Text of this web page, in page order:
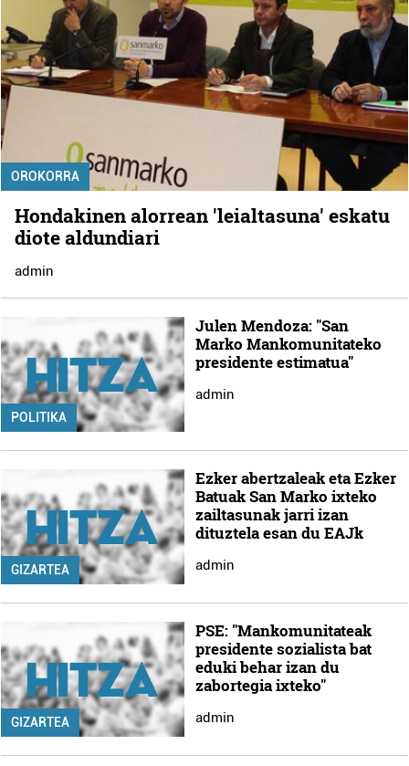
OROKORRA
Hondakinen alorrean 'leialtasuna' eskatu
diote aldundiari
admin
POLITIKA
Julen Mendoza: "San
Marko Mankomunitateko
presidente estimatua"
admin
GIZARTEA
Ezker abertzaleak eta Ezker
Batuak San Marko ixteko
zailtasunak jarri izan
dituztela esan du EAJk
admin
GIZARTEA
PSE: "Mankomunitateak
presidente sozialista bat
eduki behar izan du
zabortegia ixteko"
admin